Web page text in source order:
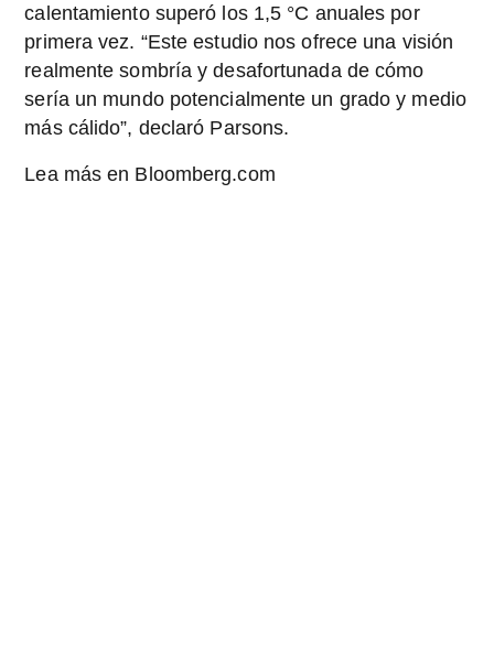
calentamiento superó los 1,5 °C anuales por
primera vez. “Este estudio nos ofrece una visión
realmente sombría y desafortunada de cómo
sería un mundo potencialmente un grado y medio
más cálido”, declaró Parsons.
Lea más en Bloomberg.com